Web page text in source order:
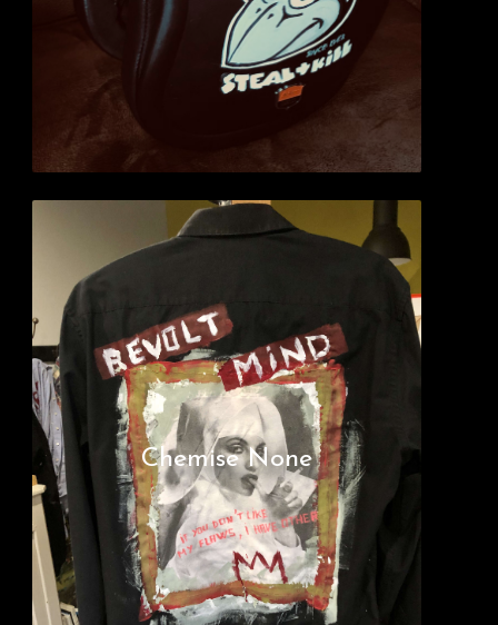
Chemise None